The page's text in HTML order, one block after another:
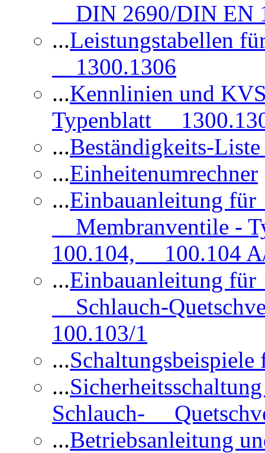
DIN 2690/DIN EN
...Leistungstabellen
1300.1306
...Kennlinien und
Typenblatt
...Beständigkeits-
...Einheitenumrechner
...Einbauanleitung
Membranventile -
100.104, 100.104
...Einbauanleitung
Schlauch-
100.103/1
...
...
Schlauch-
...Betriebsanleitung